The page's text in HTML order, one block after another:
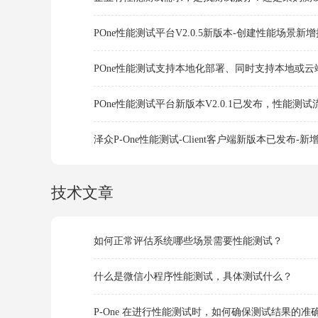
POne性能测试平台V2.0.5新版本-创建性能场景新
POne性能测试支持本地化部署、同时支持本地或
POne性能测试平台新版本V2.0.1已发布，性能测
泽众P-One性能测试-Client客户端新版本已发布-新
技术文章
如何正常评估系统哪些场景需要性能测试？
什么是微信小程序性能测试，具体测试什么？
P-One 在进行性能测试时，如何确保测试结果的准